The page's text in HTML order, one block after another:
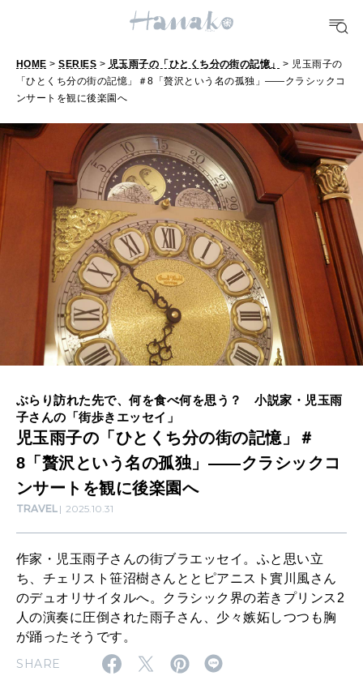
FORTUNE
明日のわたし
[12星座別] Weekly Holoscope
[12星座別] Monthly Love Holoscope
女神まり愛のタロットメッセージ
算命学がわかる今月のあなた
HEALTH
LEARN
知る、考える
MAMA
ママもいろいろ
SUSTAINABLE
わたしができること
CULTURE
自分を耕す
WORK&MONEY
MAGAZINE
特集
2026年9月号「北海道 おいしく遊ぶ、夏のご褒美旅。」
2026年8月号『お茶の時間です。』
児
玉
雨
子
く
ち
分
街
の
記
憶
」
＃
8
「
贅
沢
HOME >SERIES > 児玉雨子の「ひとくち分の街の記憶」
> 児玉雨子の
「ひとくち分の街の記憶」＃8「贅沢という名の孤独」――クラシックコ
ンサートを観に後楽園へ
ぶらり訪れた先で、何を食べ何を思う？ 小説家・児玉雨
子さんの「街歩きエッセイ」
児玉雨子の「ひとくち分の街の記憶」＃
8「贅沢という名の孤独」――クラシックコ
ンサートを観に後楽園へ
TRAVEL 2025.10.31
作家・児玉雨子さんの街ブラエッセイ。ふと思い立
ち、チェリスト笹沼樹さんととピアニスト實川風さん
のデュオリサイタルへ。クラシック界の若きプリンス2
人の演奏に圧倒された雨子さん、少々嫉妬しつつも胸
が踊ったそうです。
SHARE